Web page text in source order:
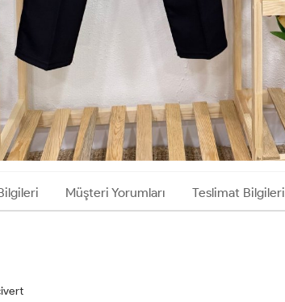
Müşteri Yorumları Teslimat Bilgileri